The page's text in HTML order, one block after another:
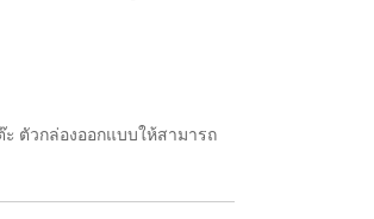
ะ ตัวกล่องออกแบบให้สามารถ